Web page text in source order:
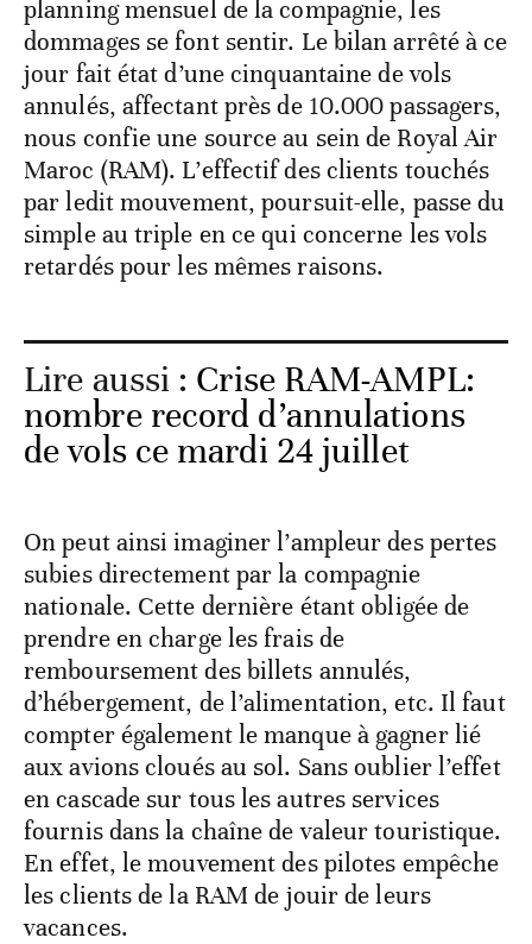
planning mensuel de la compagnie, les
dommages se font sentir. Le bilan arrêté à ce
jour fait état d’une cinquantaine de vols
annulés, affectant près de 10.000 passagers,
nous confie une source au sein de Royal Air
Maroc (RAM). L’effectif des clients touchés
par ledit mouvement, poursuit-elle, passe du
simple au triple en ce qui concerne les vols
retardés pour les mêmes raisons.
Lire aussi : Crise RAM-AMPL:
nombre record d’annulations
de vols ce mardi 24 juillet
On peut ainsi imaginer l’ampleur des pertes
subies directement par la compagnie
nationale. Cette dernière étant obligée de
prendre en charge les frais de
remboursement des billets annulés,
d’hébergement, de l’alimentation, etc. Il faut
compter également le manque à gagner lié
aux avions cloués au sol. Sans oublier l’effet
en cascade sur tous les autres services
fournis dans la chaîne de valeur touristique.
En effet, le mouvement des pilotes empêche
les clients de la RAM de jouir de leurs
vacances.